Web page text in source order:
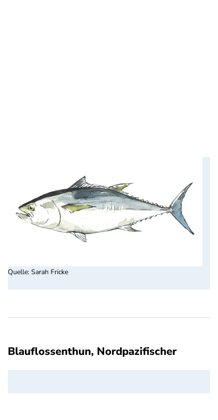
Quelle: Sarah Fricke
Blauflossenthun, Nordpazifischer